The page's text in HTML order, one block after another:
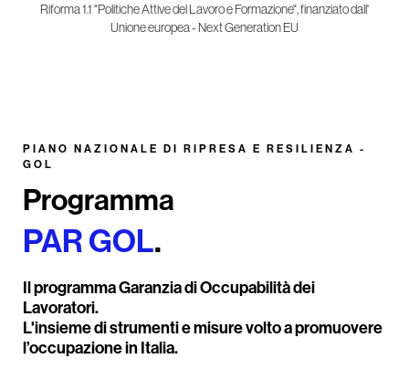
Riforma 1.1 "Politiche Attive del Lavoro e Formazione", finanziato dall'
Unione europea - Next Generation EU
PIANO NAZIONALE DI RIPRESA E RESILIENZA -
GOL
Programma
PAR GOL.
Il programma Garanzia di Occupabilità dei
Lavoratori.
L'insieme di strumenti e misure volto a promuovere
l’occupazione in Italia.